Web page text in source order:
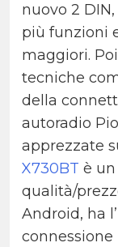
nuovo 2
più funzioni
maggiori.
tecniche
della
autoradio
apprezzate
X730BT è
qualità/
Android, ha